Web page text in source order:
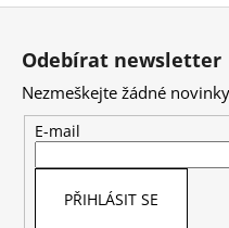
Z
Odebírat newsletter
Nezmeškejte žádné
E-mail
PŘIHLÁSIT SE